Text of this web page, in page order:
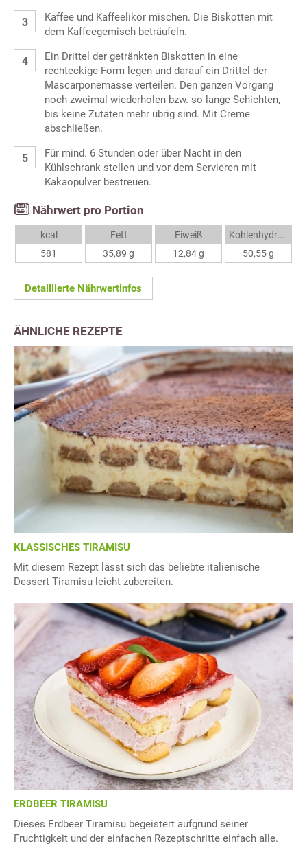
Kaffee und Kaffeelikör mischen. Die Biskotten mit
dem Kaffeegemisch beträufeln.
Ein Drittel der getränkten Biskotten in eine
rechteckige Form legen und darauf ein Drittel der
Mascarponemasse verteilen. Den ganzen Vorgang
noch zweimal wiederholen bzw. so lange Schichten,
bis keine Zutaten mehr übrig sind. Mit Creme
abschließen.
Für mind. 6 Stunden oder über Nacht in den
Kühlschrank stellen und vor dem Servieren mit
Kakaopulver bestreuen.
Nährwert pro Portion
kcal
581
Fett
35,89 g
Eiweiß
12,84 g
Kohlenhydrate
50,55 g
Detaillierte Nährwertinfos
ÄHNLICHE REZEPTE
KLASSISCHES TIRAMISU
Mit diesem Rezept lässt sich das beliebte italienische
Dessert Tiramisu leicht zubereiten.
ERDBEER TIRAMISU
Dieses Erdbeer Tiramisu begeistert aufgrund seiner
Fruchtigkeit und der einfachen Rezeptschritte einfach alle.